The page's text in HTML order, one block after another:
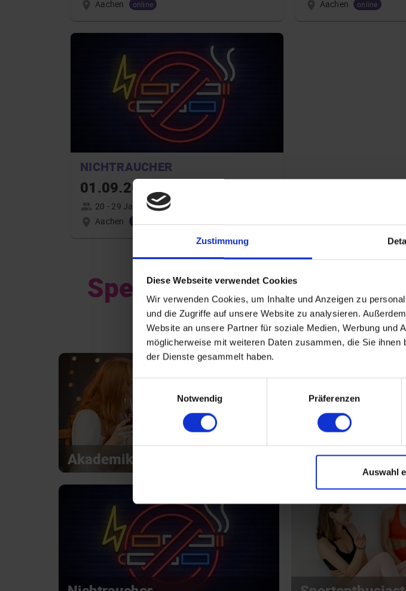
Zustimmung
Diese Webseite verwendet Cookies
Wir verwenden Cookies, um Inhalte und Anzeigen zu
und die Zugriffe auf unsere Website zu analysieren.
Website an unsere Partner für soziale Medien, Werbung und
möglicherweise mit weiteren Daten zusammen, die Sie
der Dienste gesammelt haben.
Notwendig
Präferenzen
Auswahl
Aachen
online
Aachen
online
NICHTRAUCHER
01.09.2026 16:00
20 - 29 Jahre
Aachen
Special Events in Aachen
Akademiker Füreinander